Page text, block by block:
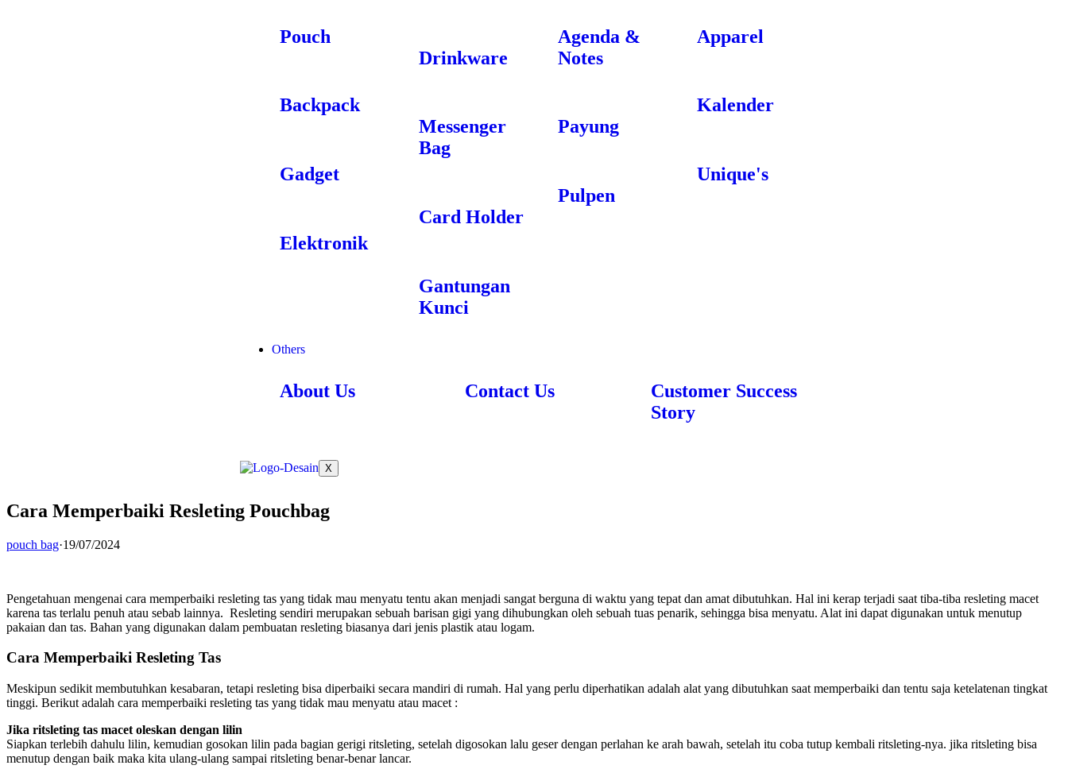
Pouch
Backpack
Gadget
Elektronik
Drinkware
Messenger
Bag
Card Holder
Gantungan
Kunci
Agenda &
Notes
Payung
Pulpen
Apparel
Kalender
Unique's
Others
About Us Contact Us
Customer Success
Story
X
Cara Memperbaiki Resleting Pouchbag
pouch bag·19/07/2024
Pengetahuan mengenai cara memperbaiki resleting tas yang tidak mau menyatu tentu akan menjadi sangat berguna di waktu yang tepat dan amat dibutuhkan. Hal ini kerap terjadi saat tiba-tiba resleting macet
karena tas terlalu penuh atau sebab lainnya. Resleting sendiri merupakan sebuah barisan gigi yang dihubungkan oleh sebuah tuas penarik, sehingga bisa menyatu. Alat ini dapat digunakan untuk menutup
pakaian dan tas. Bahan yang digunakan dalam pembuatan resleting biasanya dari jenis plastik atau logam.
Cara Memperbaiki Resleting Tas
Meskipun sedikit membutuhkan kesabaran, tetapi resleting bisa diperbaiki secara mandiri di rumah. Hal yang perlu diperhatikan adalah alat yang dibutuhkan saat memperbaiki dan tentu saja ketelatenan tingkat
tinggi. Berikut adalah cara memperbaiki resleting tas yang tidak mau menyatu atau macet :
Jika ritsleting tas macet oleskan dengan lilin
Siapkan terlebih dahulu lilin, kemudian gosokan lilin pada bagian gerigi ritsleting, setelah digosokan lalu geser dengan perlahan ke arah bawah, setelah itu coba tutup kembali ritsleting-nya. jika ritsleting bisa
menutup dengan baik maka kita ulang-ulang sampai ritsleting benar-benar lancar.